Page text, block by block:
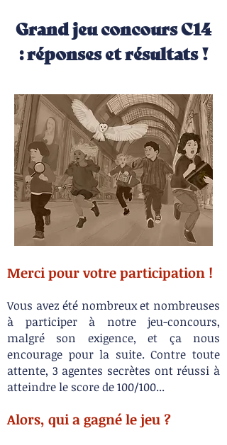
Grand jeu concours C14
: réponses et résultats !
Merci pour votre participation !
Vous avez été nombreux et nombreuses
à participer à notre jeu-concours,
malgré son exigence, et ça nous
encourage pour la suite. Contre toute
attente, 3 agentes secrètes ont réussi à
atteindre le score de 100/100...
Alors, qui a gagné le jeu ?